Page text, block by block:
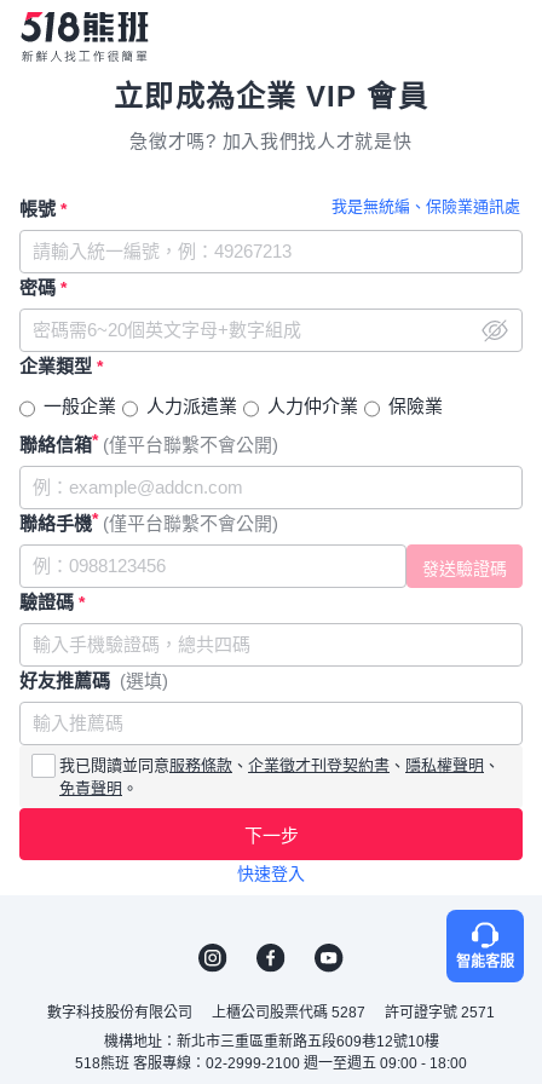
立即成為企業 VIP 會員
急徵才嗎? 加入我們找人才就是快
我是無統編、保險業通訊處
帳號 *
密碼 *
企業類型 *
一般企業 人力派遣業 人力仲介業
保險業
聯絡信箱* (僅平台聯繫不會公開)
聯絡手機* (僅平台聯繫不會公開)
驗證碼 *
好友推薦碼 (選填)
我已閱讀並同意服務條款 、 企業徵才刊登契約書 、 隱私權聲明 、
免責聲明 。
下一步
快速登入
智能客服
數字科技股份有限公司 上櫃公司股票代碼 5287
許可證字號 2571
機構地址：新北市三重區重新路五段609巷12號10樓
518熊班 客服專線：02-2999-2100 週一至週五 09:00 - 18:00